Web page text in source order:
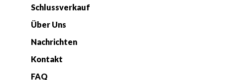
Schlussverkauf
Über Uns
Nachrichten
Kontakt
FAQ